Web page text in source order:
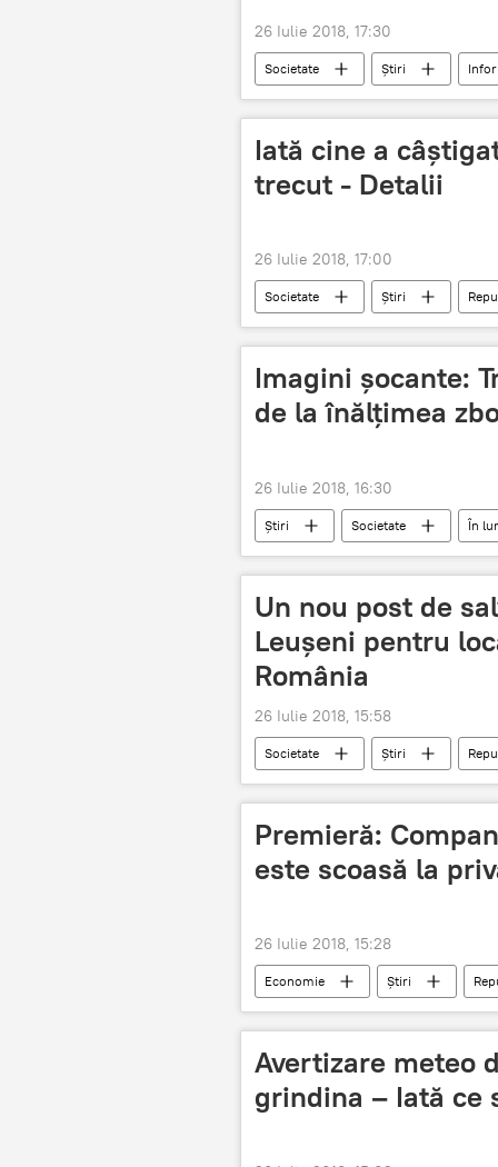
26 Iulie 2018, 17:30
Societate Știri
Zinaida Gribincea
mame
Iată cine a
trecut - Detalii
26 Iulie 2018, 17:00
Societate Știri
afacere
câștiguri
Imagini șocante:
de la înălțimea
26 Iulie 2018, 16:30
Știri Societate În
tragedie
incendii
Un nou post de
Leușeni pentru
România
26 Iulie 2018, 15:58
Societate Știri
Liliana Pușcașu
pompier
Premieră:
este scoasă la
26 Iulie 2018, 15:28
Economie Știri
companie aeriana
concurs
Avertizare meteo
grindina – Iată ce